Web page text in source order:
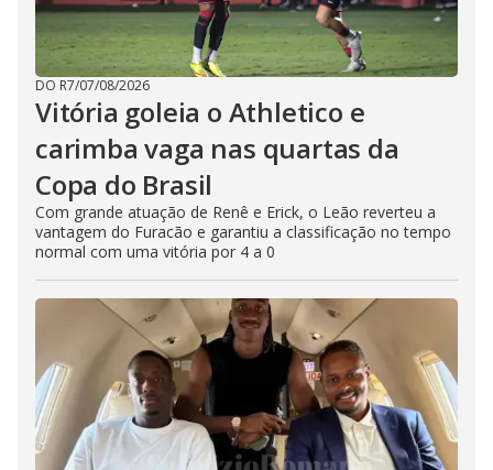
DO R7/07/08/2026
Vitória goleia o Athletico e
carimba vaga nas quartas da
Copa do Brasil
Com grande atuação de Renê e Erick, o Leão reverteu a
vantagem do Furacão e garantiu a classificação no tempo
normal com uma vitória por 4 a 0